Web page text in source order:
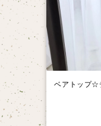
ベアトップ☆